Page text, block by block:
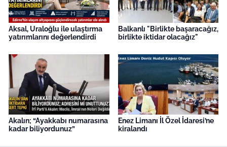
Aksal, Uraloğlu ile ulaştırma
yatırımlarını değerlendirdi
Balkanlı "Birlikte başaracağız,
birlikte iktidar olacağız"
Akalın; “Ayakkabı numarasına
kadar biliyordunuz”
Enez Limanı İl Özel İdaresi’ne
kiralandı